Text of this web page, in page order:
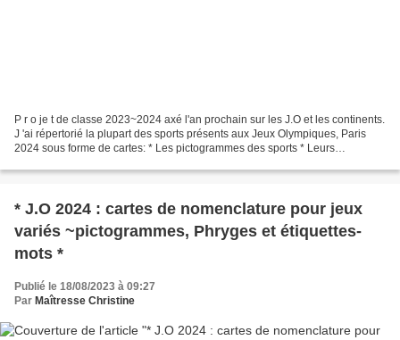
P r o je t de classe 2023~2024 axé l'an prochain sur les J.O et les continents.
J 'ai répertorié la plupart des sports présents aux Jeux Olympiques, Paris
2024 sous forme de cartes: * Les pictogrammes des sports * Leurs
* J.O 2024 : cartes de nomenclature pour jeux
variés ~pictogrammes, Phryges et étiquettes-
mots *
Publié le 18/08/2023 à 09:27
Par Maîtresse Christine